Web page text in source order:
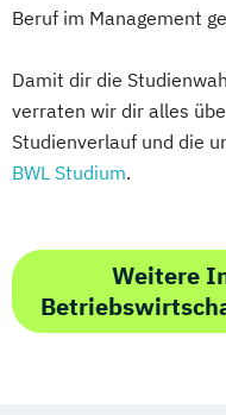
Beruf im Management
Damit dir die
verraten wir dir alles
Studienverlauf und die
BWL Studium.
Weitere